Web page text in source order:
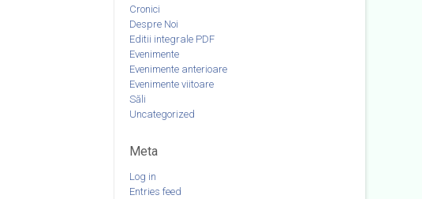
Cronici
Despre Noi
Editii integrale PDF
Evenimente
Evenimente anterioare
Evenimente viitoare
Săli
Uncategorized
Meta
Log in
Entries feed